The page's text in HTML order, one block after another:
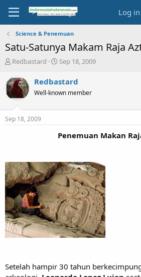
Log in
Science & Penemuan
Satu-Satunya Makam Raja
T
r
e
a
t
e
r
Redbastard
S
a
t
e
Sep 18, 2009
Redbastard
Well-known member
Sep 18, 2009
Penemuan Makan
Setelah hampir 30 tahun